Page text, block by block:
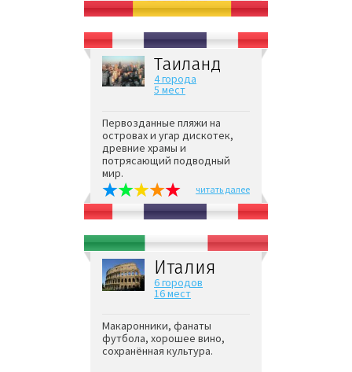
Таиланд
4 города
5 мест
Первозданные пляжи на
островах и угар дискотек,
древние храмы и
потрясающий подводный
мир.
читать далее
Италия
6 городов
16 мест
Макаронники, фанаты
футбола, хорошее вино,
сохранённая культура.